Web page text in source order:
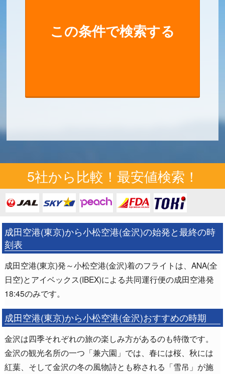
5社から比較！最安値検索！
成田空港(東京)から小松空港(金沢)の始発と最終の時
刻表
成田空港(東京)発～小松空港(金沢)着のフライトは、ANA(全
日空)とアイベックス(IBEX)による共同運行便の成田空港発
18:45のみです。
成田空港(東京)から小松空港(金沢)おすすめの時期
金沢は四季それぞれの旅の楽しみ方があるのも特徴です。
金沢の観光名所の一つ「兼六園」では、春には桜、秋には
紅葉、そして金沢の冬の風物詩とも称される「雪吊」が施